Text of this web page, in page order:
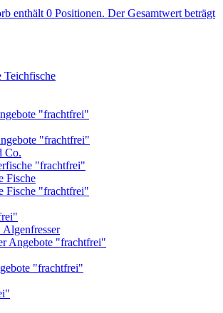
enthält 0 Positionen. Der Gesamtwert beträgt
Teichfische
"frachtfrei"
"frachtfrei"
Co.
"frachtfrei"
Fische
Fische "frachtfrei"
Algenfresser
Angebote "frachtfrei"
"frachtfrei"